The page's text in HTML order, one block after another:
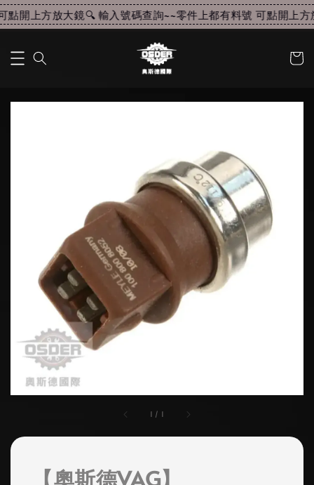
開上方放大鏡🔍 輸入號碼查詢~~零件上都有料號 可點開上方
1 / 1
【奧斯德VAG】